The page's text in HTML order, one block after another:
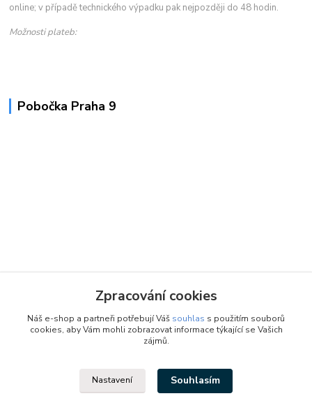
online; v případě technického výpadku pak nejpozději do 48 hodin.
Možnosti plateb:
Pobočka Praha 9
Zpracování cookies
Náš e-shop a partneři potřebují Váš souhlas s použitím souborů
cookies, aby Vám mohli zobrazovat informace týkající se Vašich
zájmů.
Nastavení Souhlasím